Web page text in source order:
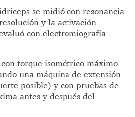
se midió con resonancia
y la activación
con electromiografía
torque isométrico máximo
una máquina de extensión
posible) y con pruebas de
antes y después del